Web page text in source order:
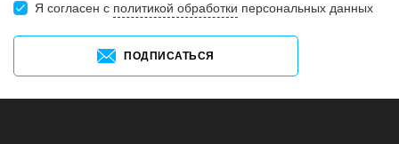
Я согласен c политикой обработки персональных данных
ПОДПИСАТЬСЯ